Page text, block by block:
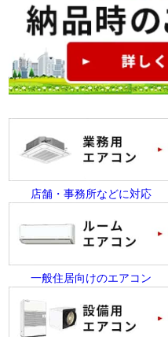
店舗・事務所などに対応
一般住居向けのエアコン